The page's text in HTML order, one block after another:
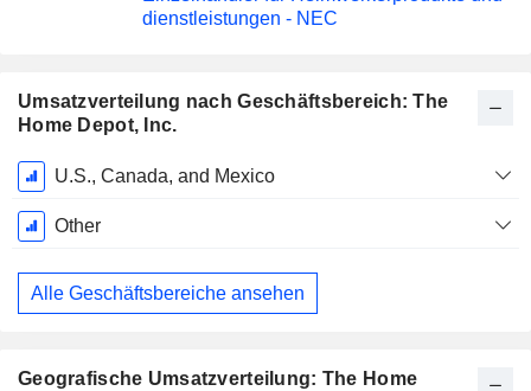
Umsatzverteilung nach Geschäftsbereich: The
Home Depot, Inc.
Ende d.
Geschäftsjahres:
Februar
U.S., Canada, and Mexico
Other
Alle Geschäftsbereiche ansehen
Geografische Umsatzverteilung: The Home
dienstleistungen - NEC